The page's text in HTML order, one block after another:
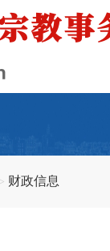
财政信息